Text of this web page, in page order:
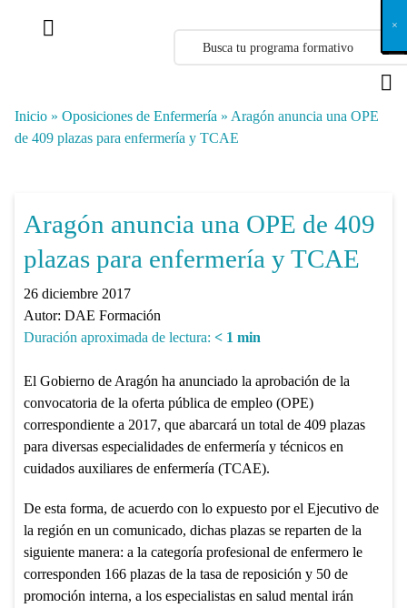
Inicio » Oposiciones de Enfermería » Aragón anuncia una OPE
de 409 plazas para enfermería y TCAE
Aragón anuncia una OPE de 409
plazas para enfermería y TCAE
26 diciembre 2017
Autor: DAE Formación
Duración aproximada de lectura: < 1 min
El Gobierno de Aragón ha anunciado la aprobación de la
convocatoria de la oferta pública de empleo (OPE)
correspondiente a 2017, que abarcará un total de 409 plazas
para diversas especialidades de enfermería y técnicos en
cuidados auxiliares de enfermería (TCAE).
De esta forma, de acuerdo con lo expuesto por el Ejecutivo de
la región en un comunicado, dichas plazas se reparten de la
siguiente manera: a la categoría profesional de enfermero le
corresponden 166 plazas de la tasa de reposición y 50 de
promoción interna, a los especialistas en salud mental irán
X
×
×
×
×
×
×
×
×
×
×
×
×
×
×
×
×
×
×
×
×
×
×
×
×
×
×
×
×
×
×
×
×
×
×
×
×
×
×
×
×
×
×
×
×
×
×
×
×
×
×
×
×
×
×
×
×
×
×
×
×
×
×
×
×
×
×
×
×
×
×
×
×
×
×
×
×
×
×
×
×
×
×
×
×
×
×
×
×
×
×
×
×
×
×
×
×
×
×
×
×
×
×
×
×
×
×
×
×
×
×
×
×
×
×
×
×
×
×
×
×
×
×
×
×
×
×
×
×
×
×
×
×
×
×
×
×
×
×
×
×
×
×
×
×
×
×
×
×
×
×
×
×
×
×
×
×
×
×
×
×
×
×
×
×
×
×
×
×
×
×
×
×
×
×
×
×
×
×
×
×
×
×
×
×
×
×
×
×
×
×
×
×
×
×
×
×
×
×
×
×
×
×
×
×
×
×
×
×
×
×
×
×
×
×
×
×